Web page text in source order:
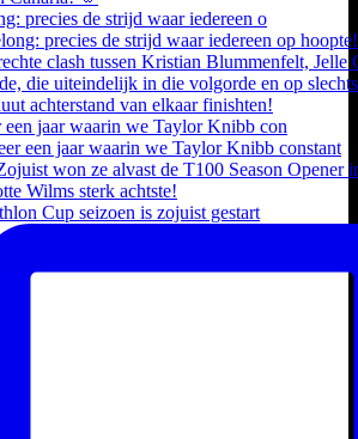
precies de strijd waar iedereen o
een jaar waarin we Taylor Knibb con
Cup seizoen is zojuist gestart